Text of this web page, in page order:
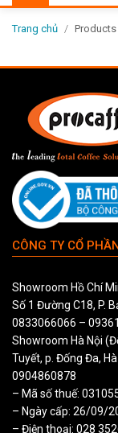
Trang chủ / Products
CÔNG TY CỔ
Showroom Hồ Chí
Số 1 Đường C18, P.
0833066066 –
Showroom Hà Nội
Tuyết, p. Đống Đa,
0904860878
– Mã số thuế:
– Ngày cấp: 26/09/
– Điện thoại: 028